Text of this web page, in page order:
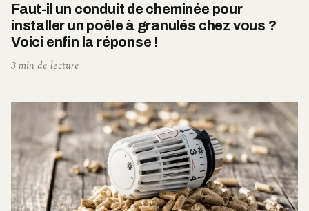
Faut-il un conduit de cheminée pour
installer un poêle à granulés chez vous ?
Voici enfin la réponse !
3 min de lecture